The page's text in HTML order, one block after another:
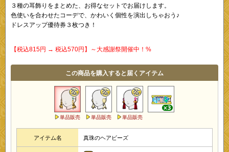
３種の耳飾りをまとめた、お得なセットでお届けします。
色使いを合わせたコーデで、かわいく個性を演出しちゃおう♪
ドレスアップ優待券３枚つき！
【税込815円 → 税込570円】～大感謝祭開催中！%
この商品を購入すると届くアイテム
単品販売 単品販売 単品販売
アイテム名 真珠のヘアビーズ